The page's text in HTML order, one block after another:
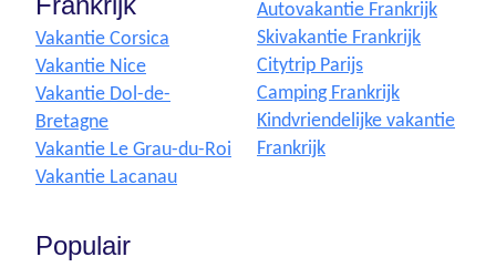
Vakantie Corsica
Vakantie Nice
Vakantie Dol-de-
Bretagne
Vakantie Le Grau-du-Roi
Vakantie Lacanau
Autovakantie Frankrijk
Skivakantie Frankrijk
Citytrip Parijs
Camping Frankrijk
Kindvriendelijke vakantie
Frankrijk
Populair